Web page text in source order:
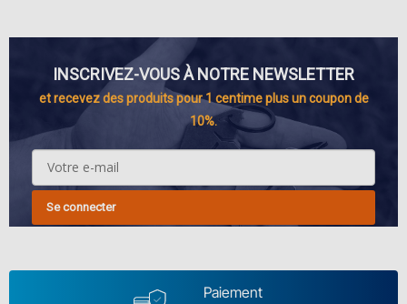
INSCRIVEZ-VOUS À NOTRE NEWSLETTER
et recevez des produits pour 1 centime plus un coupon de
10%.
Se connecter
Paiement